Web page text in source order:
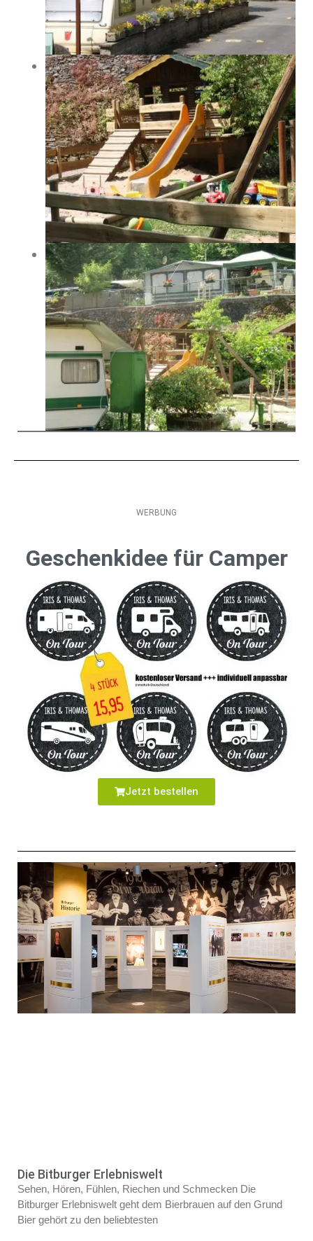
WERBUNG
Geschenkidee für Camper
Jetzt bestellen
Die Bitburger Erlebniswelt
Sehen, Hören, Fühlen, Riechen und Schmecken Die
Bitburger Erlebniswelt geht dem Bierbrauen auf den Grund
Bier gehört zu den beliebtesten